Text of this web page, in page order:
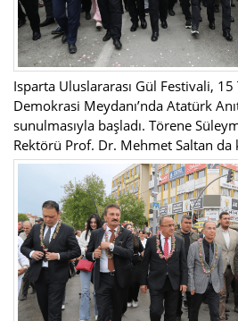
Isparta Uluslararası Gül Festivali,
Demokrasi Meydanı’nda Atatürk
sunulmasıyla başladı. Törene
Rektörü Prof. Dr. Mehmet Saltan da